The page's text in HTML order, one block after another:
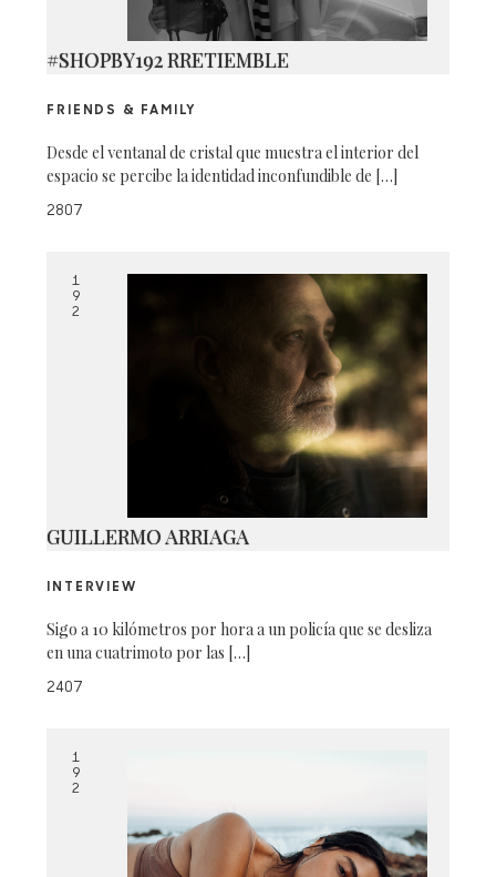
SWAROVSKI B2
#SHOPBY192 RRETIEMBLE
FRIENDS & FAMILY
Desde el ventanal de cristal que muestra el interior del
espacio se percibe la identidad inconfundible de […]
2807
1
9
2
GUILLERMO ARRIAGA
INTERVIEW
Sigo a 10 kilómetros por hora a un policía que se desliza
en una cuatrimoto por las […]
2407
1
9
2